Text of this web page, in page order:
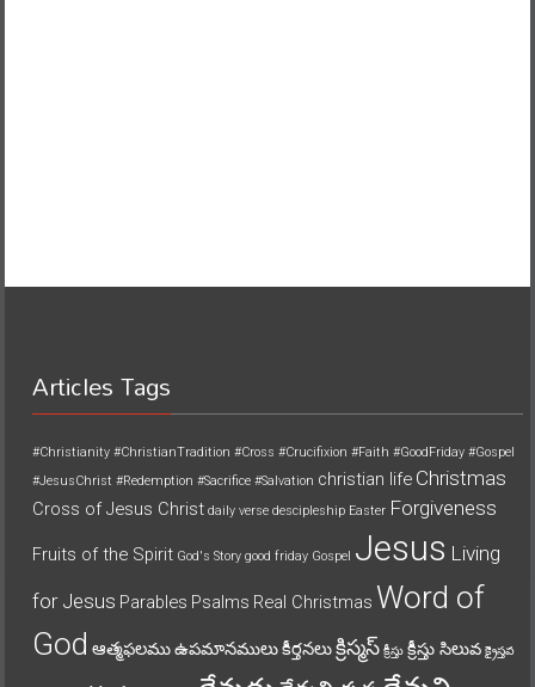
Articles Tags
#Christianity #ChristianTradition #Cross #Crucifixion #Faith #GoodFriday #Gospel
#JesusChrist #Redemption #Sacrifice #Salvation christian life Christmas
Cross of Jesus Christ daily verse descipleship Easter Forgiveness
Fruits of the Spirit God's Story good friday Gospel Jesus Living
for Jesus Parables Psalms Real Christmas Word of
God ఆత్మఫలముఉపమానములుకీర్తనలుక్రిస్మస్ క్రీస్తు క్రీస్తు సిలువ క్రైస్తవ